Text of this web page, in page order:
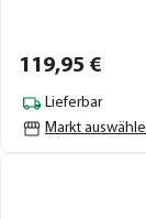
119,95 €
Lieferbar
Markt